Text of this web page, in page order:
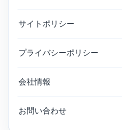
サイトポリシー
プライバシーポリシー
会社情報
お問い合わせ